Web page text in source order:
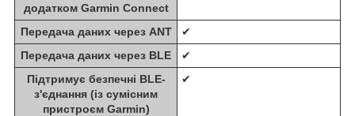
додатком Garmin Connect
Передача даних через ANT
✔
Передача даних через BLE
✔
Підтримує безпечні BLE-
з'єднання (із сумісним
пристроєм Garmin)
✔